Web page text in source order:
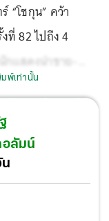
“โชกุน” คว้า
ที่ 82 ไปถึง 4
แสดงนำชาย-
สดงระดับตำนาน
ยี่ยม ประเภท
นซ์” เป็นรางวัล
ได้ลูกโลกทองคำ
ดเยี่ยม จากลิมิเต็ด
พ์เท่านั้น
อลัมน์